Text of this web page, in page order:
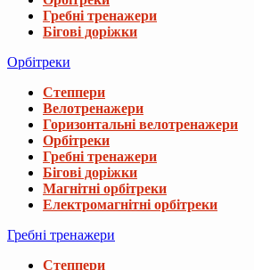
Гребні тренажери
Бігові доріжки
Орбітреки
Степпери
Велотренажери
Горизонтальні велотренажери
Орбітреки
Гребні тренажери
Бігові доріжки
Магнітні орбітреки
Електромагнітні орбітреки
Гребні тренажери
Степпери